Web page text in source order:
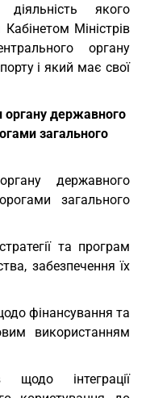
якого
Міністрів
органу
і який має свої
органу державного
загального
державного
загального
та програм
забезпечення їх
фінансування та
використанням
щодо інтеграції